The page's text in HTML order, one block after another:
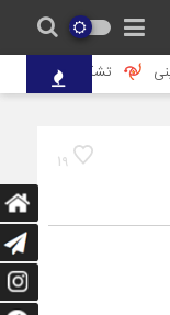
تشکیل کارگروه
19